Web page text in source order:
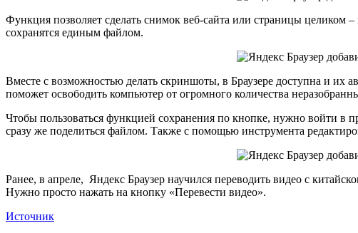
Функция позволяет сделать снимок веб-сайта или страницы целиком
сохранятся единым файлом.
Вместе с возможностью делать скриншоты, в Браузере доступна и
поможет освободить компьютер от огромного количества
Чтобы пользоваться функцией сохранения по кнопке, нужно войти в
сразу же поделиться файлом. Также с помощью инструмента
Ранее, в апреле, Яндекс Браузер научился переводить видео с
Нужно просто нажать на кнопку «Перевести видео».
Источник